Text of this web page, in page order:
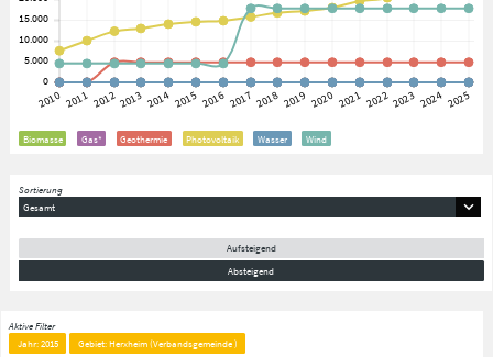
Biomasse Gas* Geothermie Photovoltaik Wasser Wind
Sortierung
Gesamt
Aufsteigend
Absteigend
Aktive Filter
Jahr: 2015
Gebiet: Herxheim (Verbandsgemeinde )